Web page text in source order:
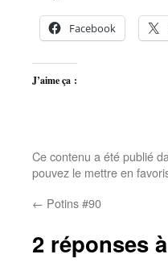
Facebook
J’aime ça :
Ce contenu a été publié
pouvez le mettre en
← Potins #90
2 réponses à